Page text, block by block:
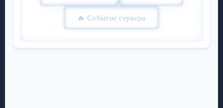
🔥 Событие сервера